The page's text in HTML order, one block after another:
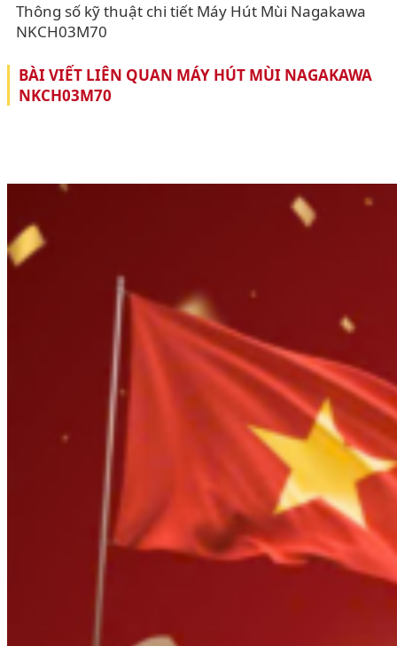
Thông số kỹ thuật chi tiết Máy Hút Mùi Nagakawa
NKCH03M70
BÀI VIẾT LIÊN QUAN MÁY HÚT MÙI NAGAKAWA
NKCH03M70